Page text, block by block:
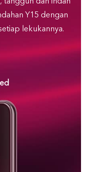
Y15 dengan
lekukannya.